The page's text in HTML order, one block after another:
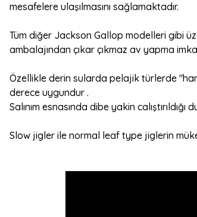
mesafelere ulaşılmasını sağlamaktadır.
Tüm diğer Jackson Gallop modelleri gibi
ambalajından çıkar çıkmaz av yapma
Özellikle derin sularda pelajik türlerde
derece uygundur .
Salınım esnasında dibe yakin
Slow jigler ile normal leaf type jiglerin